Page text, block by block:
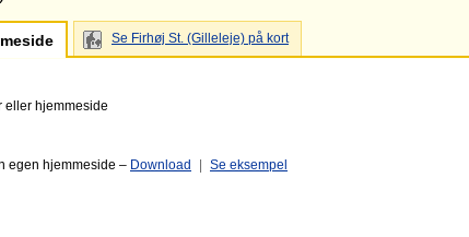
Se Firhøj St. (Gilleleje) på kort
eller hjemmeside
egen hjemmeside – Download Se eksempel